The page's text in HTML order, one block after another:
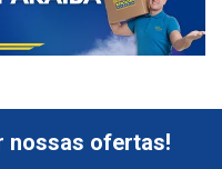
nossas ofertas!